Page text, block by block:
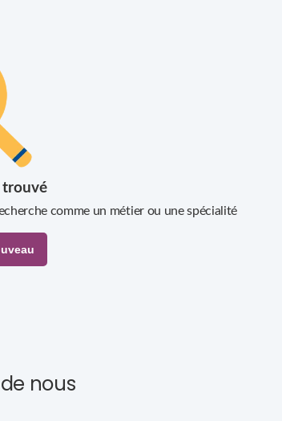
trouvé
comme un métier ou une spécialité
nous